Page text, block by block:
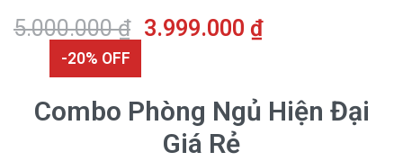
5.000.000₫ 3.999.000 ₫
-20% OFF
Combo Phòng Ngủ Hiện Đại
Giá Rẻ